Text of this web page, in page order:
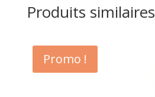
Produits similaires
Promo !